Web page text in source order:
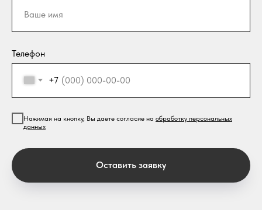
Телефон
+7
Нажимая на кнопку, Вы даете согласие на обработку персональных
данных
Оставить заявку